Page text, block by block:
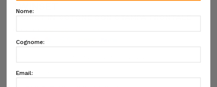
TWINSET
€96,00
DESIGNER SKU: